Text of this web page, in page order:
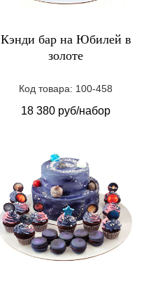
Кэнди бар на Юбилей в
золоте
Код товара: 100-458
18 380 руб/набор